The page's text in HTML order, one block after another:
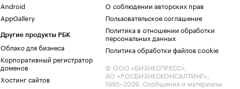
Android
AppGallery
Другие продукты РБК
Облако для бизнеса
Корпоративный регистратор
доменов
Хостинг сайтов
О соблюдении авторских прав
Пользовательское соглашение
Политика в отношении обработки
персональных данных
Политика обработки файлов cookie
© ООО «БИЗНЕСПРЕСС»,
АО «РОСБИЗНЕСКОНСАЛТИНГ»,
1995–2026. Сообщения и материалы